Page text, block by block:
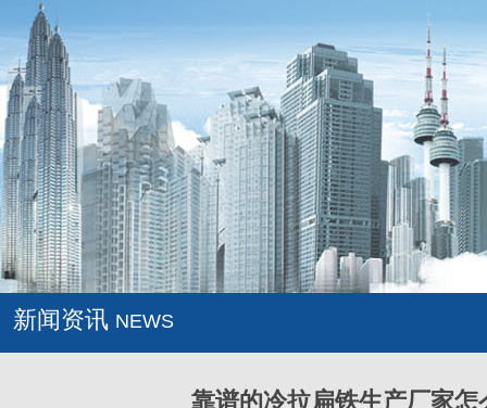
新闻资讯 NEWS
靠谱的冷拉扁铁生产厂家怎